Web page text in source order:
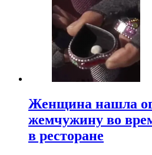
Женщина нашла
жемчужину во
в ресторане